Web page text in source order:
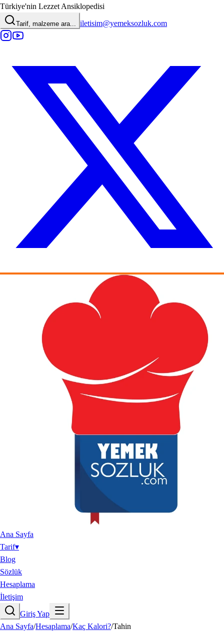
Türkiye'nin Lezzet Ansiklopedisi
Tarif, malzeme ara... iletisim@yemeksozluk.com
Ana Sayfa
Tarif▾
Blog
Sözlük
Hesaplama
İletişim
Giriş Yap
Ana Sayfa/Hesaplama/Kaç Kalori?/Tahin